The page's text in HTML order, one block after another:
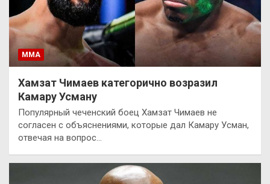
ММА
Хамзат Чимаев категорично возразил
Камару Усману
Популярный чеченский боец Хамзат Чимаев не
согласен с объяснениями, которые дал Камару Усман,
отвечая на вопрос…